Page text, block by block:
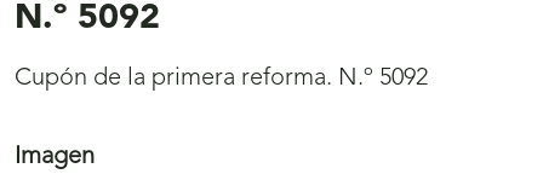
N.º 5092
Cupón de la primera reforma. N.º 5092
Imagen